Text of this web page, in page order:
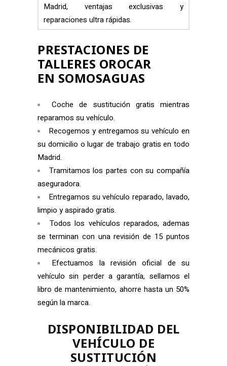
Madrid, ventajas exclusivas y
reparaciones ultra rápidas.
PRESTACIONES DE
TALLERES OROCAR
EN SOMOSAGUAS
Coche de sustitución gratis mientras
reparamos su vehículo.
Recogemos y entregamos su vehículo en
su domicilio o lugar de trabajo gratis en todo
Madrid.
Tramitamos los partes con su compañía
aseguradora.
Entregamos su vehículo reparado, lavado,
limpio y aspirado gratis.
Todos los vehículos reparados, ademas
se terminan con una revisión de 15 puntos
mecánicos gratis.
Efectuamos la revisión oficial de su
vehículo sin perder a garantía, sellamos el
libro de mantenimiento, ahorre hasta un 50%
según la marca.
DISPONIBILIDAD DEL
VEHÍCULO DE
SUSTITUCIÓN